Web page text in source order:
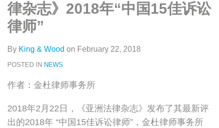
律杂志》2018年“中国15佳诉讼
律师”
By King & Wood on February 22, 2018
POSTED IN NEWS
作者：金杜律师事务所
2018年2月22日，《亚洲法律杂志》发布了其最新评
出的2018年 “中国15佳诉讼律师”，金杜律师事务所